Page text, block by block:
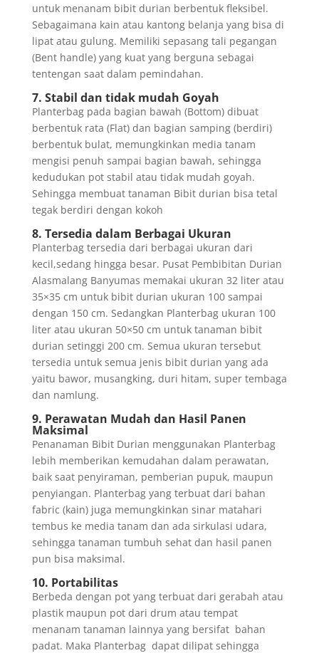
untuk menanam bibit durian berbentuk fleksibel.
Sebagaimana kain atau kantong belanja yang bisa di
lipat atau gulung. Memiliki sepasang tali pegangan
(Bent handle) yang kuat yang berguna sebagai
tentengan saat dalam pemindahan.
7. Stabil dan tidak mudah Goyah
Planterbag pada bagian bawah (Bottom) dibuat
berbentuk rata (Flat) dan bagian samping (berdiri)
berbentuk bulat, memungkinkan media tanam
mengisi penuh sampai bagian bawah, sehingga
kedudukan pot stabil atau tidak mudah goyah.
Sehingga membuat tanaman Bibit durian bisa tetal
tegak berdiri dengan kokoh
8. Tersedia dalam Berbagai Ukuran
Planterbag tersedia dari berbagai ukuran dari
kecil,sedang hingga besar. Pusat Pembibitan Durian
Alasmalang Banyumas memakai ukuran 32 liter atau
35×35 cm untuk bibit durian ukuran 100 sampai
dengan 150 cm. Sedangkan Planterbag ukuran 100
liter atau ukuran 50×50 cm untuk tanaman bibit
durian setinggi 200 cm. Semua ukuran tersebut
tersedia untuk semua jenis bibit durian yang ada
yaitu bawor, musangking, duri hitam, super tembaga
dan namlung.
9. Perawatan Mudah dan Hasil Panen
Maksimal
Penanaman Bibit Durian menggunakan Planterbag
lebih memberikan kemudahan dalam perawatan,
baik saat penyiraman, pemberian pupuk, maupun
penyiangan. Planterbag yang terbuat dari bahan
fabric (kain) juga memungkinkan sinar matahari
tembus ke media tanam dan ada sirkulasi udara,
sehingga tanaman tumbuh sehat dan hasil panen
pun bisa maksimal.
10. Portabilitas
Berbeda dengan pot yang terbuat dari gerabah atau
plastik maupun pot dari drum atau tempat
menanam tanaman lainnya yang bersifat bahan
padat. Maka Planterbag dapat dilipat sehingga